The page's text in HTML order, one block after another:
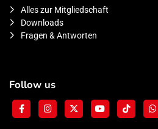
Alles zur Mitgliedschaft
Downloads
Fragen & Antworten
Follow us